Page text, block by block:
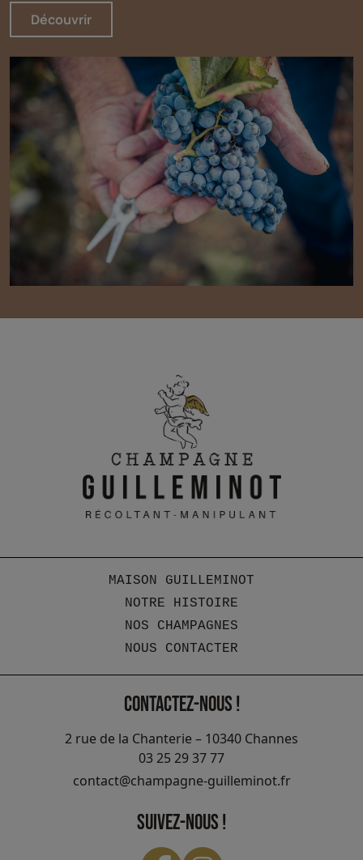
Découvrir
MAISON GUILLEMINOT
NOTRE HISTOIRE
NOS CHAMPAGNES
NOUS CONTACTER
CONTACTEZ-NOUS !
2 rue de la Chanterie – 10340 Channes
03 25 29 37 77
contact@champagne-guilleminot.fr
SUIVEZ-NOUS !